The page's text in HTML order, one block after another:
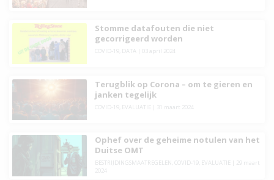
Stomme datafouten die niet
gecorrigeerd worden
COVID-19, DATA 03 april 2024
Terugblik op Corona – om te gieren en
janken tegelijk
COVID-19, EVALUATIE 31 maart 2024
Ophef over de geheime notulen van het
Duitse OMT
BESTRIJDINGSMAATREGELEN COVID-19, EVALUATIE
29 maart
2024